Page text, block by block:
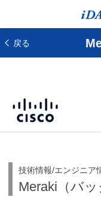
戻る
技術情報/エンジニア
Meraki（バッ